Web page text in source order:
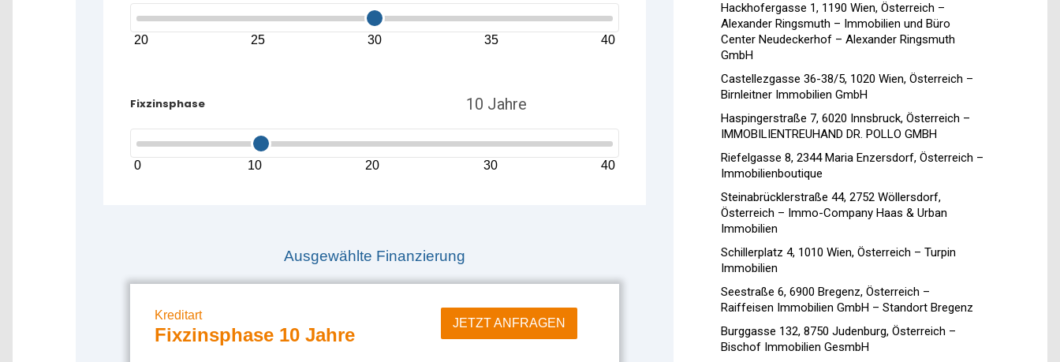
Fixzinsphase
20 25 30 35 40
0 10 20 30 40
Ausgewählte Finanzierung
Kreditart
Fixzinsphase 10 Jahre
JETZT ANFRAGEN
Hackhofergasse 1, 1190 Wien, Österreich –
Alexander Ringsmuth – Immobilien und Büro
Center Neudeckerhof – Alexander Ringsmuth
GmbH
Castellezgasse 36-38/5, 1020 Wien, Österreich –
Birnleitner Immobilien GmbH
Haspingerstraße 7, 6020 Innsbruck, Österreich –
IMMOBILIENTREUHAND DR. POLLO GMBH
Riefelgasse 8, 2344 Maria Enzersdorf, Österreich –
Immobilienboutique
Steinabrücklerstraße 44, 2752 Wöllersdorf,
Österreich – Immo-Company Haas & Urban
Immobilien
Schillerplatz 4, 1010 Wien, Österreich – Turpin
Immobilien
Seestraße 6, 6900 Bregenz, Österreich –
Raiffeisen Immobilien GmbH – Standort Bregenz
Burggasse 132, 8750 Judenburg, Österreich –
Bischof Immobilien GesmbH